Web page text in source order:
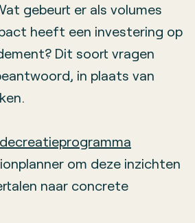
gebeurt er als volumes
heeft een investering op
Dit soort vragen
in plaats van
om deze inzichten
naar concrete